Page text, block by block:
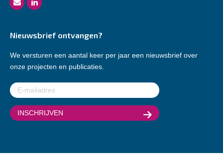
Nieuwsbrief ontvangen?
We versturen een aantal keer per jaar een nieuwsbrief over
onze projecten en publicaties.
E-
mailadres(Vereist)